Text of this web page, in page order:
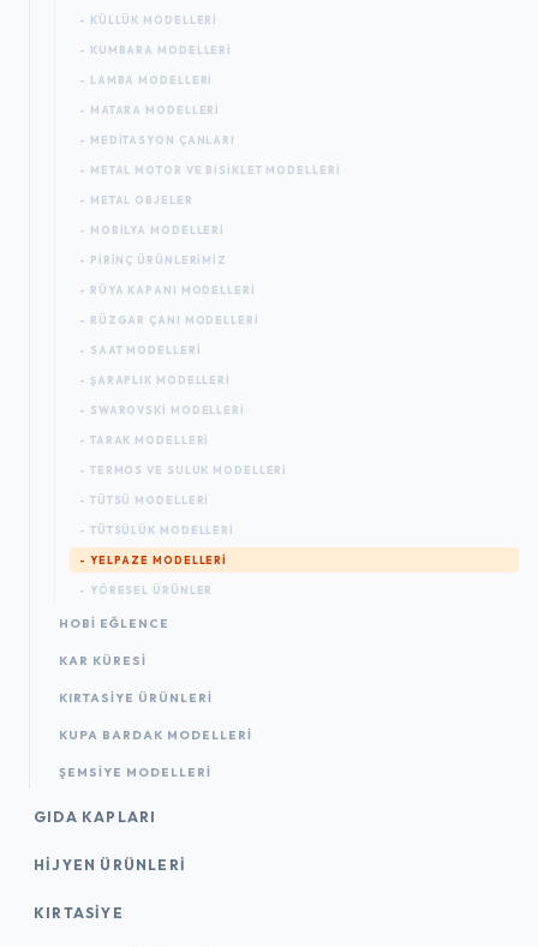
- KÜLLÜK MODELLERI
- KUMBARA MODELLERI
- LAMBA MODELLERI
- MATARA MODELLERI
- MEDITASYON ÇANLARI
- METAL MOTOR VE BISIKLET MODELLERI
- METAL OBJELER
- MOBILYA MODELLERI
- PIRINÇ ÜRÜNLERIMIZ
- RÜYA KAPANI MODELLERI
- RÜZGAR ÇANI MODELLERI
- SAAT MODELLERI
- ŞARAPLIK MODELLERI
- SWAROVSKI MODELLERI
- TARAK MODELLERI
- TERMOS VE SULUK MODELLERI
- TÜTSÜ MODELLERI
- TÜTSÜLÜK MODELLERI
- YELPAZE MODELLERI
- YÖRESEL ÜRÜNLER
HOBI EĞLENCE
KAR KÜRESI
KIRTASIYE ÜRÜNLERI
KUPA BARDAK MODELLERI
ŞEMSIYE MODELLERI
GIDA KAPLARI
HIJYEN ÜRÜNLERI
KIRTASİYE